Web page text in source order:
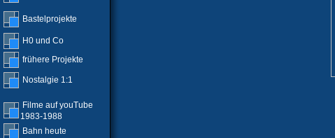
Bastelprojekte
H0 und Co
frühere Projekte
Nostalgie 1:1
Filme auf youTube
1983-1988
Bahn heute